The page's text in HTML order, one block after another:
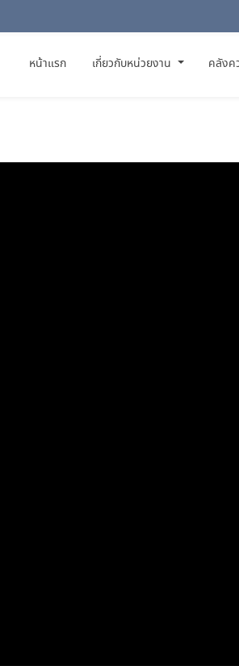
หน้าแรก(CURRENT)
เกี่ยวกับหน่วยงาน คลังค